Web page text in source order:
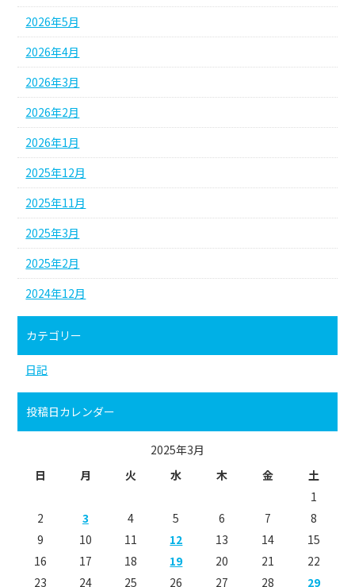
2026年5月
2026年4月
2026年3月
2026年2月
2026年1月
2025年12月
2025年11月
2025年3月
2025年2月
2024年12月
カテゴリー
日記
投稿日カレンダー
2025年3月
日
月 火 水 木 金
土
1
2
3 4 5 6 7
8
9
10 11 12 13 14
15
16
17 18 19 20 21
22
23
24 25 26 27 28 29